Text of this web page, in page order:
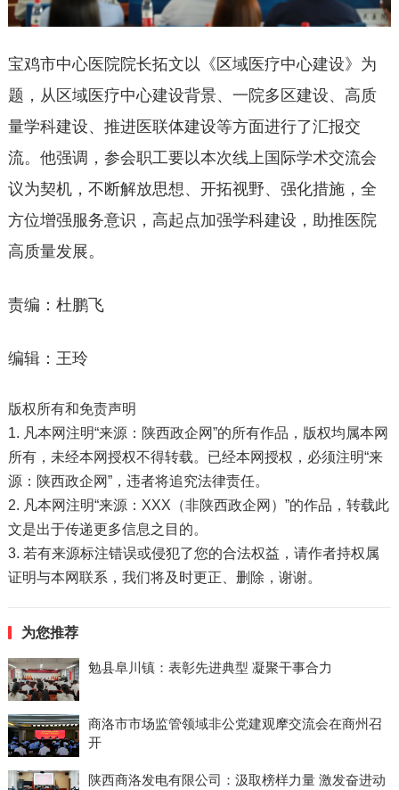
宝鸡市中心医院院长拓文以《区域医疗中心建设》为
题，从区域医疗中心建设背景、一院多区建设、高质
量学科建设、推进医联体建设等方面进行了汇报交
流。他强调，参会职工要以本次线上国际学术交流会
议为契机，不断解放思想、开拓视野、强化措施，全
方位增强服务意识，高起点加强学科建设，助推医院
高质量发展。
责编：杜鹏飞
编辑：王玲
版权所有和免责声明
1. 凡本网注明“来源：陕西政企网”的所有作品，版权均属本网
所有，未经本网授权不得转载。已经本网授权，必须注明“来
源：陕西政企网”，违者将追究法律责任。
2. 凡本网注明“来源：XXX（非陕西政企网）”的作品，转载此
文是出于传递更多信息之目的。
3. 若有来源标注错误或侵犯了您的合法权益，请作者持权属
证明与本网联系，我们将及时更正、删除，谢谢。
为您推荐
勉县阜川镇：表彰先进典型 凝聚干事合力
商洛市市场监管领域非公党建观摩交流会在商州召
开
陕西商洛发电有限公司：汲取榜样力量 激发奋进动